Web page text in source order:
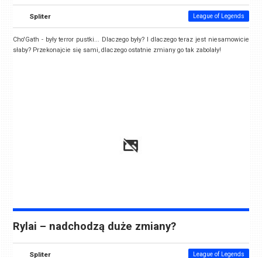
Spliter League of Legends
Cho'Gath - były terror pustki... Dlaczego były? I dlaczego teraz jest niesamowicie
słaby? Przekonajcie się sami, dlaczego ostatnie zmiany go tak zabolały!
Rylai – nadchodzą duże zmiany?
Spliter League of Legends